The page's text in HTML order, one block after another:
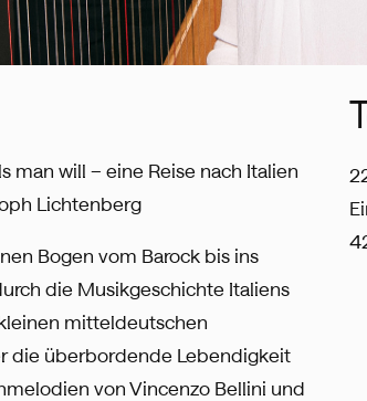
man will – eine Reise nach Italien
Lichtenberg
Bogen vom Barock bis ins
die Musikgeschichte Italiens
mitteldeutschen
die überbordende Lebendigkeit
von Vincenzo Bellini und